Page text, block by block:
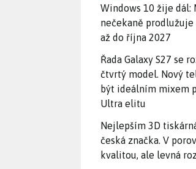
Windows 10 žije dál:
nečekaně
až do října 2027
Řada Galaxy S27 se
čtvrtý model. Nový
být ideálním mixem
Ultra elitu
Nejlepším 3D
česká značka. V
kvalitou, ale levná